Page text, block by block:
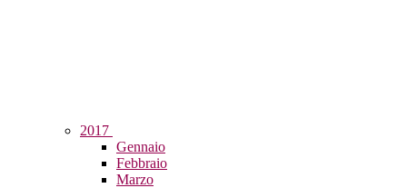
2017
Gennaio
Febbraio
Marzo